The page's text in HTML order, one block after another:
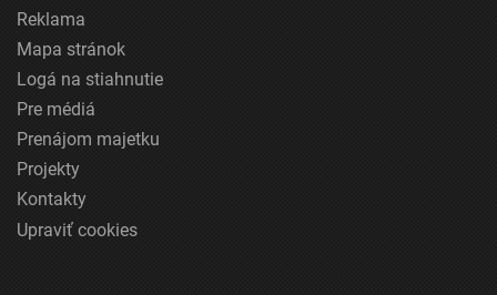
Reklama
Mapa stránok
Logá na stiahnutie
Pre médiá
Prenájom majetku
Projekty
Kontakty
Upraviť cookies